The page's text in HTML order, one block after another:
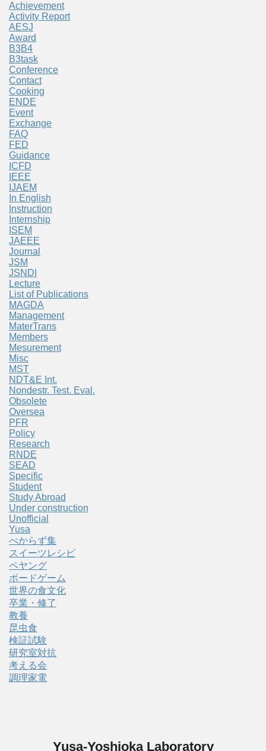
Achievement
Activity Report
AESJ
Award
B3B4
B3task
Conference
Contact
Cooking
ENDE
Event
Exchange
FAQ
FED
Guidance
ICFD
IEEE
IJAEM
In English
Instruction
Internship
ISEM
JAEEE
Journal
JSM
JSNDI
Lecture
List of Publications
MAGDA
Management
MaterTrans
Members
Mesurement
Misc
MST
NDT&E Int.
Nondestr. Test. Eval.
Obsolete
Oversea
PFR
Policy
Research
RNDE
SEAD
Specific
Student
Study Abroad
Under construction
Unofficial
Yusa
べからず集
スイーツレシピ
ペヤング
ボードゲーム
世界の食文化
卒業・修了
教養
昆虫食
検証試験
研究室対抗
考える会
調理家電
Yusa-Yoshioka Laboratory